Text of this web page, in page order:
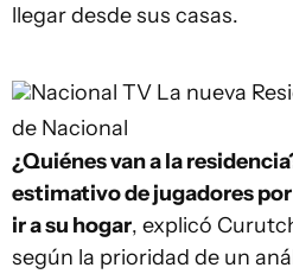
llegar desde sus casas.
Nacional TV La nueva
de Nacional
¿Quiénes van a la
estimativo de jugadores
ir a su hogar, explicó
según la prioridad de un